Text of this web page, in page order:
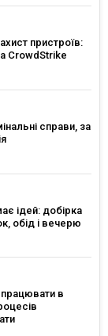
пристроїв:
CrowdStrike
справи, за
ідей: добірка
обід і вечерю
в